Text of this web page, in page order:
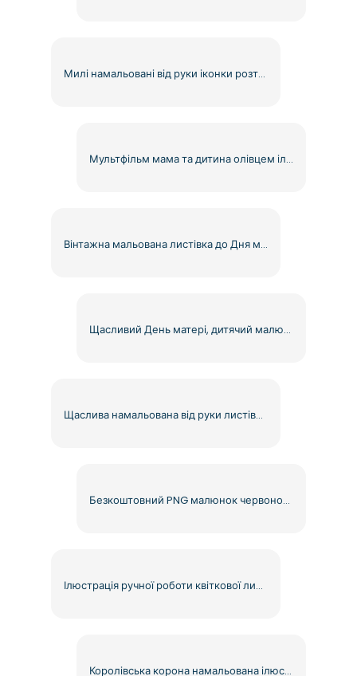
Милі намальовані від руки іконки розташування, безкоштовний PNG
Мультфільм мама та дитина олівцем ілюстрація безкоштовно PNG
Вінтажна мальована листівка до Дня матері, безкоштовний PNG
Щасливий День матері, дитячий малюнок, безкоштовний PNG
Щаслива намальована від руки листівка до Дня матері, безкоштовний PNG
Безкоштовний PNG малюнок червоного серця від руки
Ілюстрація ручної роботи квіткової листівки до Дня матері, безкоштовний PNG
Королівська корона намальована ілюстрація безкоштовно PNG